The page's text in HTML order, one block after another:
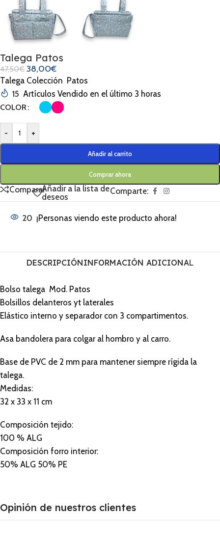
Talega Patos
47,50€ 38,00€
Talega Colección Patos
15 Artículos Vendido en el último 3 horas
COLOR
- +
Añadir al carrito
Comprar ahora
CompararAñadir a la lista de
deseos
Comparte:
20 ¡Personas viendo este producto ahora!
DESCRIPCIÓNINFORMACIÓN ADICIONAL
Bolso talega Mod. Patos
Bolsillos delanteros yt laterales
Elástico interno y separador con 3 compartimentos.
Asa bandolera para colgar al hombro y al carro.
Base de PVC de 2 mm para mantener siempre rígida la
talega.
Medidas:
32 x 33 x 11 cm
Composición tejido:
100 % ALG
Composición forro interior:
50% ALG 50% PE
Opinión de nuestros clientes